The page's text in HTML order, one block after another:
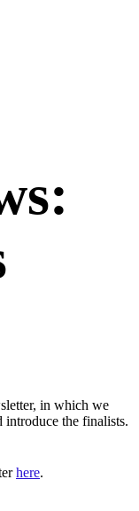
in which we
introduce the finalists.
here.